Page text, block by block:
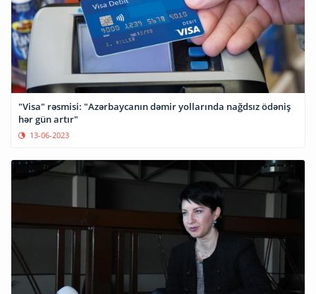
"Visa" rəsmisi: "Azərbaycanın dəmir yollarında nağdsız ödəniş
hər gün artır"
13-06-2023